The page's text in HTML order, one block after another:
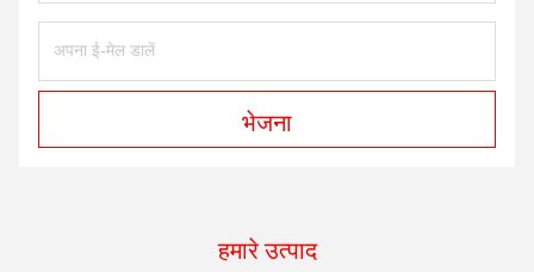
भेजना
हमारे उत्पाद